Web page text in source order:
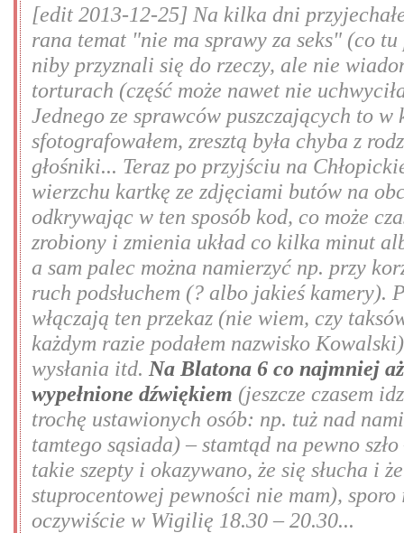
[edit 2013-12-25] Na kilka dni
rana temat "nie ma sprawy za seks" (co
niby przyznali się do rzeczy, ale nie
torturach (część może nawet nie
Jednego ze sprawców puszczających to
sfotografowałem, zresztą była chyba z
głośniki... Teraz po przyjściu na
wierzchu kartkę ze zdjęciami butów na
odkrywając w ten sposób kod, co może
zrobiony i zmienia układ co kilka minut
a sam palec można namierzyć np. przy
ruch podsłuchem (? albo jakieś kamery).
włączają ten przekaz (nie wiem, czy
każdym razie podałem nazwisko
wysłania itd. Na Blatona 6 co najmniej
wypełnione dźwiękiem (jeszcze czasem
trochę ustawionych osób: np. tuż nad
tamtego sąsiada) – stamtąd na pewno
takie szepty i okazywano, że się słucha i
stuprocentowej pewności nie mam),
oczywiście w Wigilię 18.30 – 20.30...